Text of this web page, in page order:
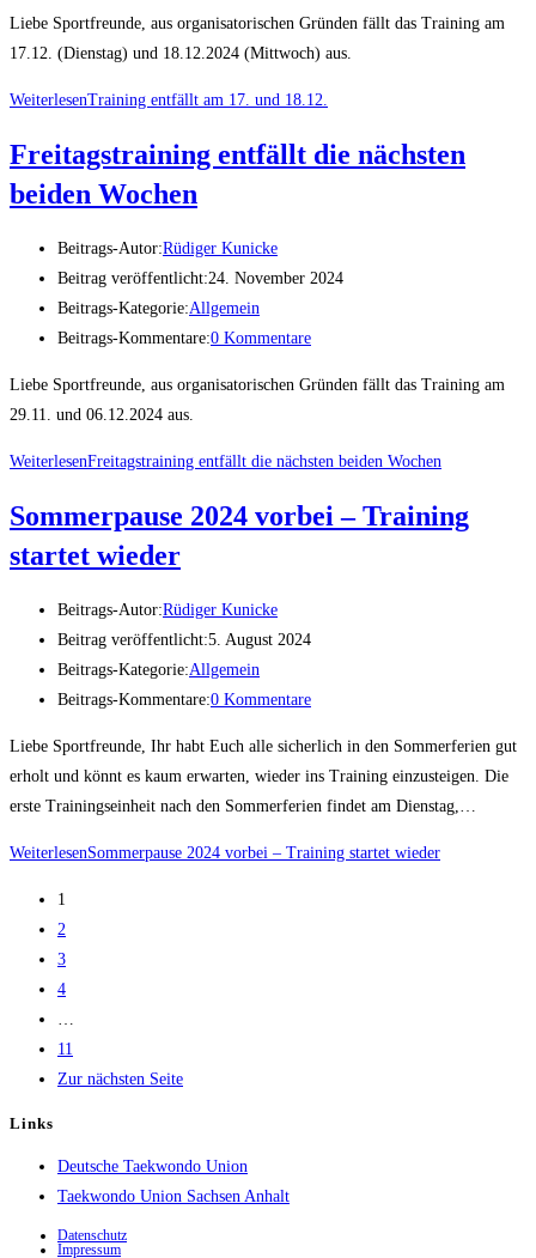
Liebe Sportfreunde, aus organisatorischen Gründen fällt das Training am
17.12. (Dienstag) und 18.12.2024 (Mittwoch) aus.
WeiterlesenTraining entfällt am 17. und 18.12.
Freitagstraining entfällt die nächsten
beiden Wochen
Beitrags-Autor:Rüdiger Kunicke
Beitrag veröffentlicht:24. November 2024
Beitrags-Kategorie:Allgemein
Beitrags-Kommentare:0 Kommentare
Liebe Sportfreunde, aus organisatorischen Gründen fällt das Training am
29.11. und 06.12.2024 aus.
WeiterlesenFreitagstraining entfällt die nächsten beiden Wochen
Sommerpause 2024 vorbei – Training
startet wieder
Beitrags-Autor:Rüdiger Kunicke
Beitrag veröffentlicht:5. August 2024
Beitrags-Kategorie:Allgemein
Beitrags-Kommentare:0 Kommentare
Liebe Sportfreunde, Ihr habt Euch alle sicherlich in den Sommerferien gut
erholt und könnt es kaum erwarten, wieder ins Training einzusteigen. Die
erste Trainingseinheit nach den Sommerferien findet am Dienstag,…
WeiterlesenSommerpause 2024 vorbei – Training startet wieder
1
2
3
4
…
11
Zur nächsten Seite
Links
Deutsche Taekwondo Union
Taekwondo Union Sachsen Anhalt
Datenschutz
Impressum